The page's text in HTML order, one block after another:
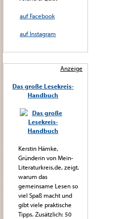
auf Facebook
auf Instagram
Anzeige
Das große Lesekreis-
Handbuch
Kerstin Hämke,
Gründerin von Mein-
Literaturkreis.de, zeigt,
warum das
gemeinsame Lesen so
viel Spaß macht und
gibt viele praktische
Tipps. Zusätzlich: 50